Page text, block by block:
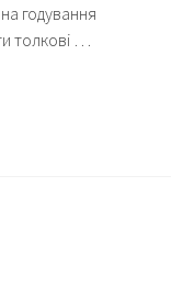
годування
толкові …